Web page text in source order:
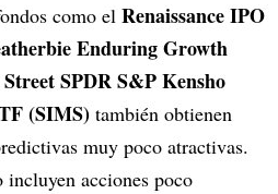
como el Renaissance IPO
Enduring Growth
SPDR S&P Kensho
(SIMS) también obtienen
muy poco atractivas.
acciones poco